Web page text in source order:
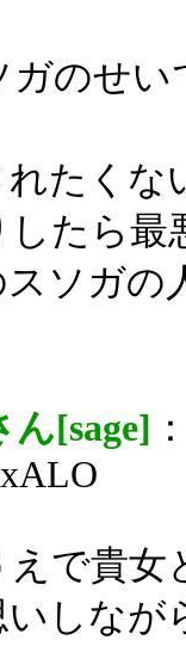
のせ
たくな
たら最
ソガの
[sage]
で貴女
しなが